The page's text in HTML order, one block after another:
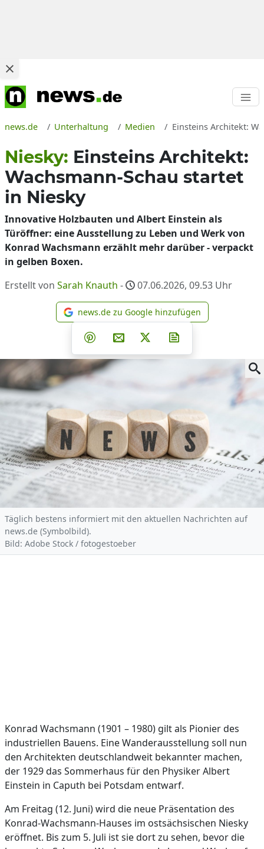
news.de Unterhaltung Medien Einsteins Architekt:
Niesky: Einsteins Architekt:
Wachsmann-Schau startet
in Niesky
Innovative Holzbauten und Albert Einstein als
Türöffner: eine Ausstellung zu Leben und Werk von
Konrad Wachsmann erzählt mehr darüber - verpackt
in gelben Boxen.
Erstellt von Sarah Knauth - 07.06.2026, 09.53 Uhr
news.de zu Google
news.de zu Google hinzufügen
Teilen auf Facebook
Teilen auf Whatsapp
Teilen auf Telegram
Teilen auf Pinterest
Per E-Mail teilen
Post auf X
Täglich bestens informiert mit den aktuellen Nachrichten auf
news.de (Symbolbild).
Bild: Adobe Stock / fotogestoeber
Konrad Wachsmann (1901 – 1980) gilt als Pionier des
industriellen Bauens. Eine Wanderausstellung soll nun
den Architekten deutschlandweit bekannter machen,
der 1929 das Sommerhaus für den Physiker Albert
Einstein in Caputh bei Potsdam entwarf.
Am Freitag (12. Juni) wird die neue Präsentation des
Konrad-Wachsmann-Hauses im ostsächsischen Niesky
eröffnet. Bis zum 5. Juli ist sie dort zu sehen, bevor die